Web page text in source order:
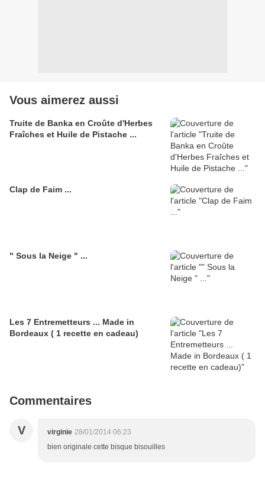
Vous aimerez aussi
Truite de Banka en Croûte d'Herbes
Fraîches et Huile de Pistache ...
Clap de Faim ...
" Sous la Neige " ...
Les 7 Entremetteurs ... Made in
Bordeaux ( 1 recette en cadeau)
Commentaires
V virginie 28/01/2014 06:23
bien originale cette bisque bisouilles